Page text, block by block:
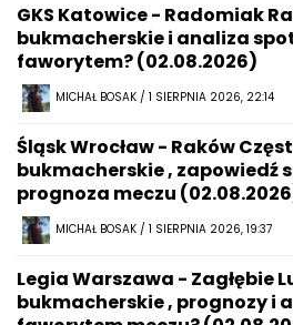
GKS Katowice - Radomiak
bukmacherskie i analiza
faworytem? (02.08.2026)
MICHAŁ BOSAK / 1 SIERPNIA 2026, 22:14
Śląsk Wrocław - Raków
bukmacherskie , zapowiedź
prognoza meczu
MICHAŁ BOSAK / 1 SIERPNIA 2026, 19:37
Legia Warszawa - Zagłębie
bukmacherskie , prognozy i